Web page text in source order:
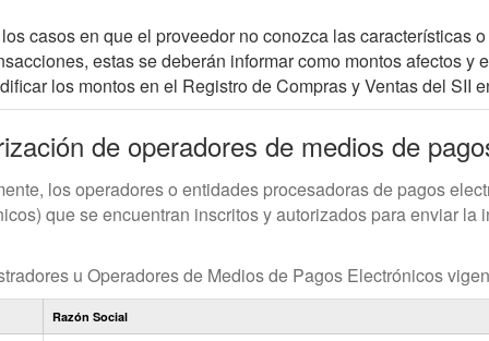
casos en que el proveedor no conozca las características
estas se deberán informar como montos afectos y
los montos en el Registro de Compras y Ventas del SII
de operadores de medios de
los operadores o entidades procesadoras de pagos
que se encuentran inscritos y autorizados para enviar la
u Operadores de Medios de Pagos Electrónicos
Razón Social